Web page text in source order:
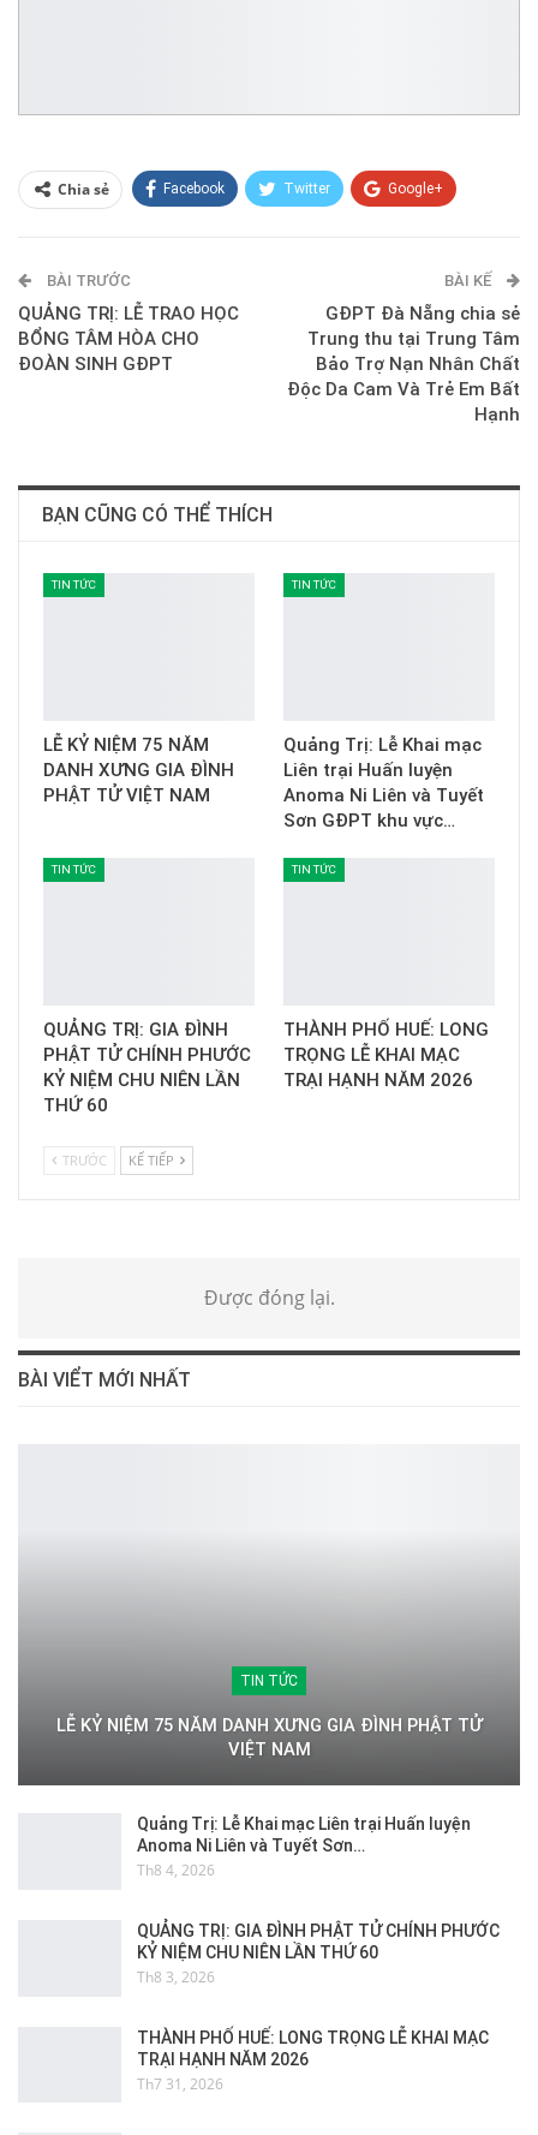
Chia sẻ Facebook Twitter Google+
E-mail
BÀI TRƯỚC
QUẢNG TRỊ: LỄ TRAO HỌC
BỔNG TÂM HÒA CHO
ĐOÀN SINH GĐPT
BÀI KẾ
GĐPT Đà Nẵng chia sẻ
Trung thu tại Trung Tâm
Bảo Trợ Nạn Nhân Chất
Độc Da Cam Và Trẻ Em Bất
Hạnh
BẠN CŨNG CÓ THỂ THÍCH
TIN TỨC
LỄ KỶ NIỆM 75 NĂM
DANH XƯNG GIA ĐÌNH
PHẬT TỬ VIỆT NAM
TIN TỨC
Quảng Trị: Lễ Khai mạc
Liên trại Huấn luyện
Anoma Ni Liên và Tuyết
Sơn GĐPT khu vực…
TIN TỨC
QUẢNG TRỊ: GIA ĐÌNH
PHẬT TỬ CHÍNH PHƯỚC
KỶ NIỆM CHU NIÊN LẦN
THỨ 60
TIN TỨC
THÀNH PHỐ HUẾ: LONG
TRỌNG LỄ KHAI MẠC
TRẠI HẠNH NĂM 2026
TRƯỚC KẾ TIẾP
Được đóng lại.
BÀI VIỂT MỚI NHẤT
TIN TỨC
LỄ KỶ NIỆM 75 NĂM DANH XƯNG GIA ĐÌNH PHẬT TỬ
VIỆT NAM
Quảng Trị: Lễ Khai mạc Liên trại Huấn luyện
Anoma Ni Liên và Tuyết Sơn…
Th8 4, 2026
QUẢNG TRỊ: GIA ĐÌNH PHẬT TỬ CHÍNH PHƯỚC
KỶ NIỆM CHU NIÊN LẦN THỨ 60
Th8 3, 2026
THÀNH PHỐ HUẾ: LONG TRỌNG LỄ KHAI MẠC
TRẠI HẠNH NĂM 2026
Th7 31, 2026